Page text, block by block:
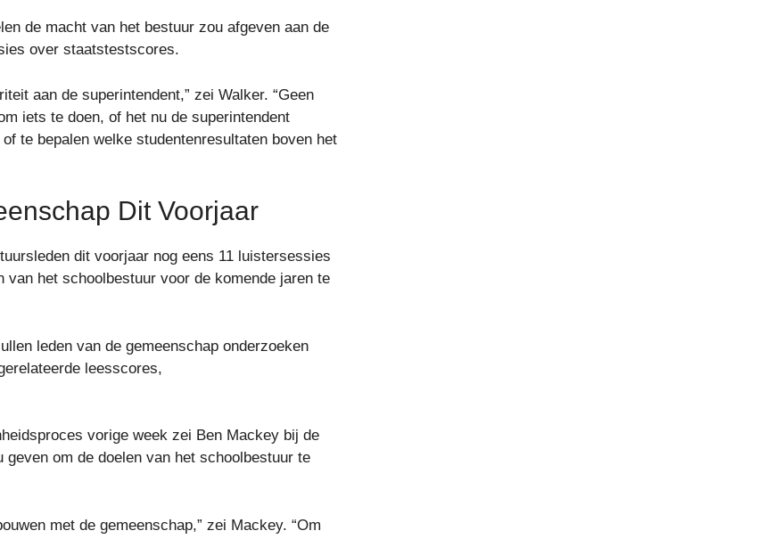
de macht van het bestuur zou afgeven aan de
over staatstestscores.
aan de superintendent,” zei Walker. “Geen
iets te doen, of het nu de superintendent
te bepalen welke studentenresultaten boven het
Dit Voorjaar
dit voorjaar nog eens 11 luistersessies
van het schoolbestuur voor de komende jaren te
leden van de gemeenschap onderzoeken
leesscores,
vorige week zei Ben Mackey bij de
om de doelen van het schoolbestuur te
met de gemeenschap,” zei Mackey. “Om